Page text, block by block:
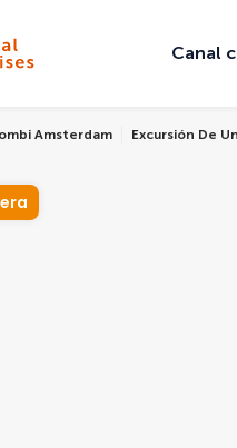
Canal
Amsterdam Excursión De